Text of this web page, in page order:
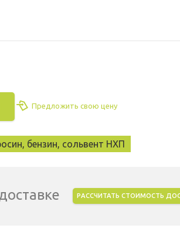
Предложить свою цену
бензин, сольвент НХП
РАССЧИТАТЬ СТОИМОСТЬ